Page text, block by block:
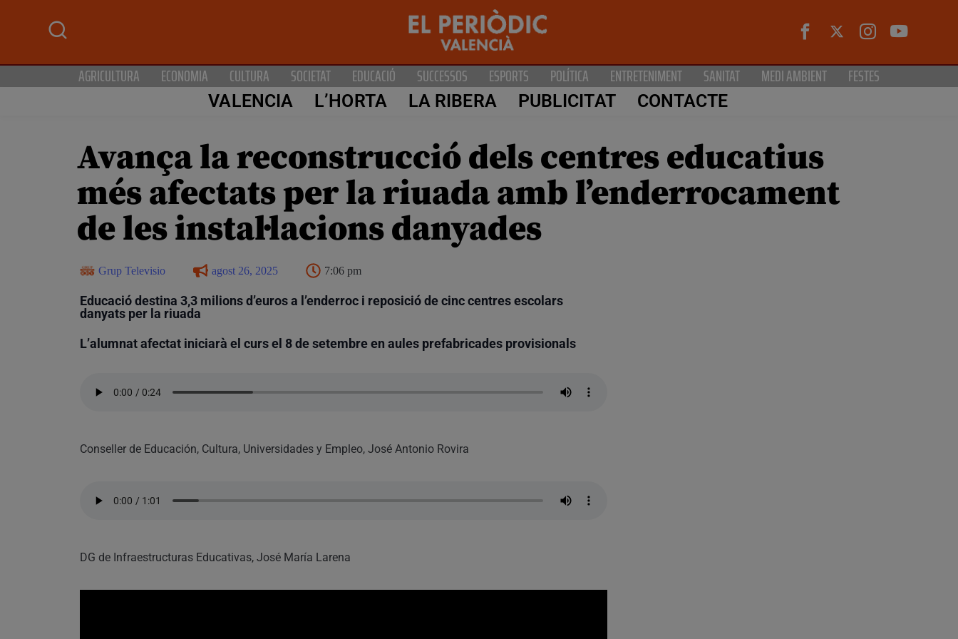
AGRICULTURA ECONOMIA CULTURA SOCIETAT EDUCACIÓ SUCCESSOS ESPORTS POLÍTICA ENTRETENIMENT SANITAT MEDI AMBIENT FESTES
VALENCIA L’HORTA LA RIBERA PUBLICITAT CONTACTE
Avança la reconstrucció dels centres educatius
més afectats per la riuada amb l’enderrocament
de les instal·lacions danyades
Grup Televisio agost 26, 2025 7:06 pm
Educació destina 3,3 milions d’euros a l’enderroc i reposició de cinc centres escolars
danyats per la riuada
L’alumnat afectat iniciarà el curs el 8 de setembre en aules prefabricades provisionals
Conseller de Educación, Cultura, Universidades y Empleo, José Antonio Rovira
DG de Infraestructuras Educativas, José María Larena